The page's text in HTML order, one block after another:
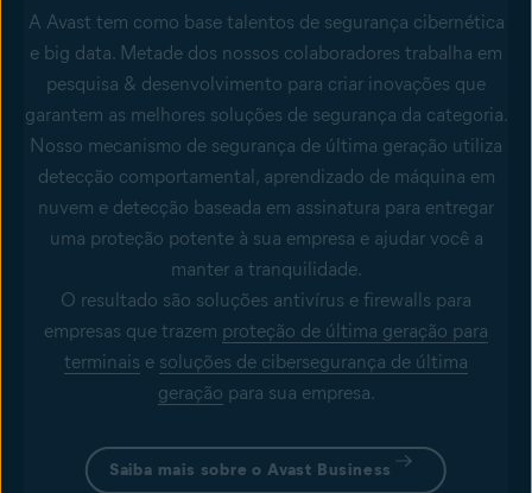
A Avast tem como base talentos de segurança cibernética
e big data. Metade dos nossos colaboradores trabalha em
pesquisa & desenvolvimento para criar inovações que
garantem as melhores soluções de segurança da categoria.
Nosso mecanismo de segurança de última geração utiliza
detecção comportamental, aprendizado de máquina em
nuvem e detecção baseada em assinatura para entregar
uma proteção potente à sua empresa e ajudar você a
manter a tranquilidade.
O resultado são soluções antivírus e firewalls para
empresas que trazem proteção de última geração para
terminais e soluções de cibersegurança de última
geração para sua empresa.
Saiba mais sobre o Avast Business